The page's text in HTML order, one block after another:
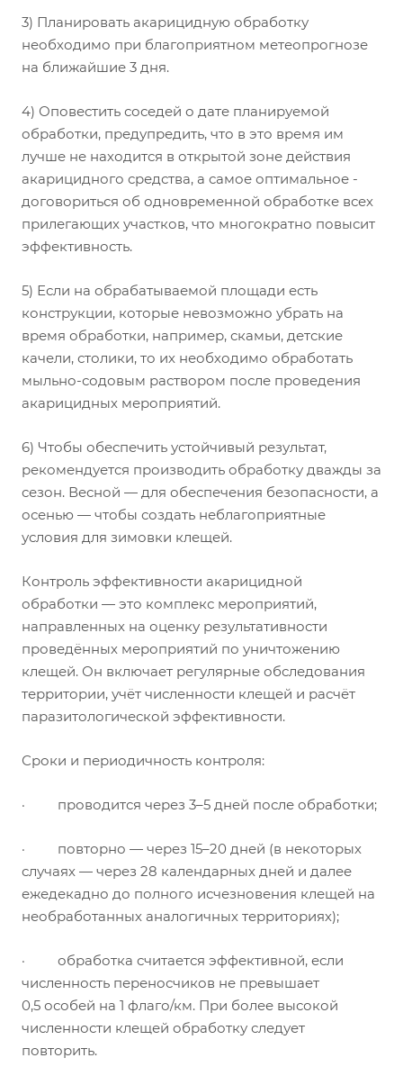
3) Планировать акарицидную обработку
необходимо при благоприятном метеопрогнозе
на ближайшие 3 дня.
4) Оповестить соседей о дате планируемой
обработки, предупредить, что в это время им
лучше не находится в открытой зоне действия
акарицидного средства, а самое оптимальное -
договориться об одновременной обработке всех
прилегающих участков, что многократно повысит
эффективность.
5) Если на обрабатываемой площади есть
конструкции, которые невозможно убрать на
время обработки, например, скамьи, детские
качели, столики, то их необходимо обработать
мыльно-содовым раствором после проведения
акарицидных мероприятий.
6) Чтобы обеспечить устойчивый результат,
рекомендуется производить обработку дважды за
сезон. Весной — для обеспечения безопасности, а
осенью — чтобы создать неблагоприятные
условия для зимовки клещей.
Контроль эффективности акарицидной
обработки — это комплекс мероприятий,
направленных на оценку результативности
проведённых мероприятий по уничтожению
клещей. Он включает регулярные обследования
территории, учёт численности клещей и расчёт
паразитологической эффективности.
Сроки и периодичность контроля:
· проводится через 3–5 дней после обработки;
· повторно — через 15–20 дней (в некоторых
случаях — через 28 календарных дней и далее
ежедекадно до полного исчезновения клещей на
необработанных аналогичных территориях);
· обработка считается эффективной, если
численность переносчиков не превышает
0,5 особей на 1 флаго/км. При более высокой
численности клещей обработку следует
повторить.